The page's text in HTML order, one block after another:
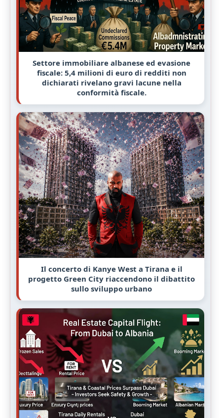
Settore immobiliare albanese ed evasione
fiscale: 5,4 milioni di euro di redditi non
dichiarati rivelano gravi lacune nella
conformità fiscale.
Il concerto di Kanye West a Tirana e il
progetto Green City riaccendono il dibattito
sullo sviluppo urbano